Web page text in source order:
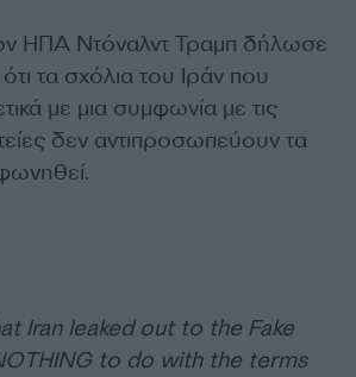
ΗΠΑ Ντόναλντ Τραμπ δήλωσε
τα σχόλια του Ιράν που
με μια συμφωνία με τις
δεν αντιπροσωπεύουν τα
Iran leaked out to the Fake
to do with the terms